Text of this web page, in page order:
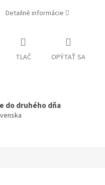
Detailné informácie
TLAČ OPÝTAŤ SA
do druhého dňa